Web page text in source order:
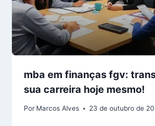
mba em finanças fgv:
sua carreira hoje mesmo!
Por Marcos Alves 23 de outubro de